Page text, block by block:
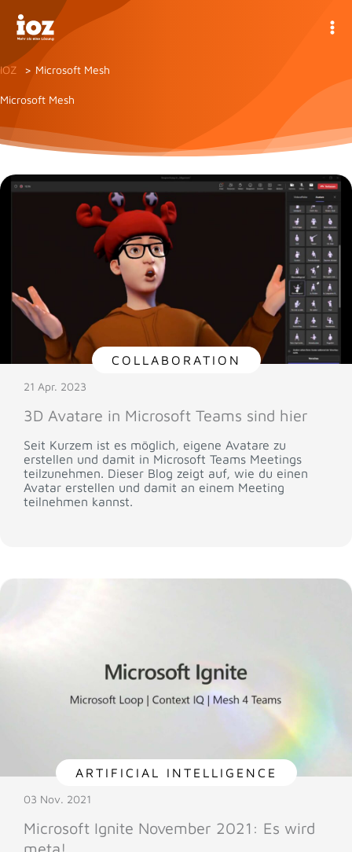
Inhalt
springen
IOZ Microsoft Mesh
Microsoft Mesh
COLLABORATION
21 Apr. 2023
3D Avatare in Microsoft Teams sind hier
Seit Kurzem ist es möglich, eigene Avatare zu
erstellen und damit in Microsoft Teams Meetings
teilzunehmen. Dieser Blog zeigt auf, wie du einen
Avatar erstellen und damit an einem Meeting
teilnehmen kannst.
ARTIFICIAL INTELLIGENCE
03 Nov. 2021
Microsoft Ignite November 2021: Es wird